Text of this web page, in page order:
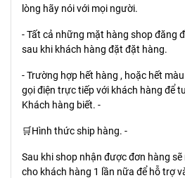
lòng hãy nói với mọi người.
- Tất cả những mặt hàng shop đăng
sau khi khách hàng đặt đặt hàng.
- Trường hợp hết hàng , hoặc hết
gọi điện trực tiếp với khách hàng để
Khách hàng biết. -
🛒Hình thức ship hàng. -
Sau khi shop nhận được đơn hàng
cho khách hàng 1 lần nữa để hỗ trợ